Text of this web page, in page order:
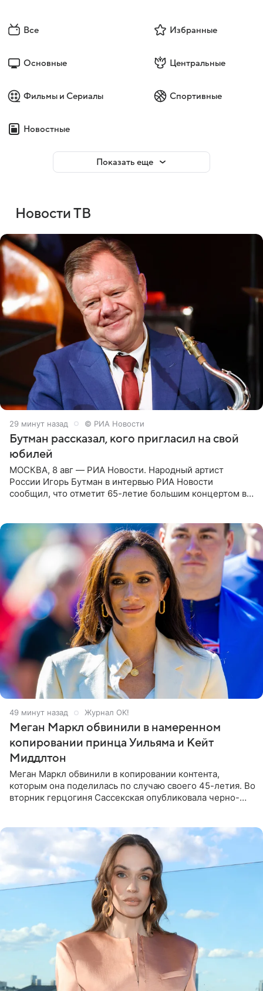
Все Избранные
Основные Центральные
Фильмы и Сериалы Спортивные
Новостные
Показать еще
Новости ТВ
29 минут назад © РИА Новости
Бутман рассказал, кого пригласил на свой
юбилей
МОСКВА, 8 авг — РИА Новости. Народный артист
России Игорь Бутман в интервью РИА Новости
сообщил, что отметит 65-летие большим концертом в
49 минут назад Журнал OK!
Меган Маркл обвинили в намеренном
копировании принца Уильяма и Кейт
Миддлтон
Меган Маркл обвинили в копировании контента,
которым она поделилась по случаю своего 45-летия. Во
вторник герцогиня Сассекская опубликовала черно-